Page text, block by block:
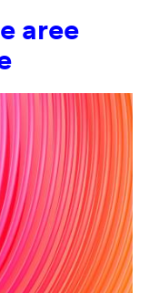
aree